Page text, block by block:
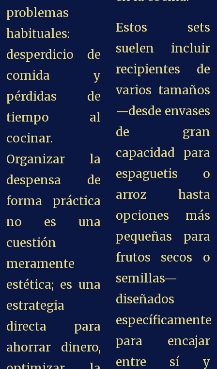
problemas
habituales:
desperdicio de
comida y
pérdidas de
tiempo al
cocinar.
Organizar la
despensa de
forma práctica
no es una
cuestión
meramente
estética; es una
estrategia
directa para
ahorrar dinero,
Estos sets
suelen incluir
recipientes de
varios tamaños
—desde envases
de gran
capacidad para
espaguetis o
arroz hasta
opciones más
pequeñas para
frutos secos o
semillas—
diseñados
específicamente
para encajar
entre sí y